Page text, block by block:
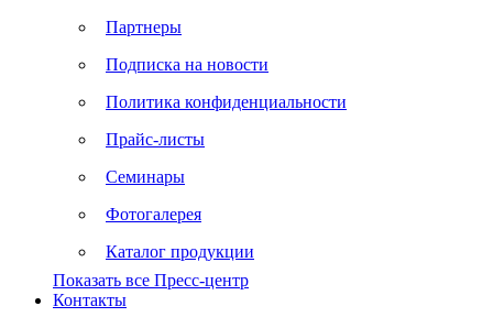
Партнеры
Подписка на новости
Политика конфиденциальности
Прайс-листы
Семинары
Фотогалерея
Каталог продукции
Показать все Пресс-центр
Контакты